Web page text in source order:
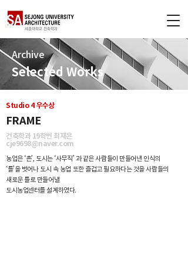
Archive
Selected Works
Studio 4 우수상
FRAME
건축학과 19학번 최재은
cje9698@naver.com
농업은 ‘촌’, 도시는 ‘사무직’ 과 같은 사람들이 만들어낸 인식의
‘틀’을 벗어나 도시 속 농업 또한 즐겁고 필요하다는 것을 사람들의
새로운 틀로 만들어낼
도시농업센터를 설계하였다.